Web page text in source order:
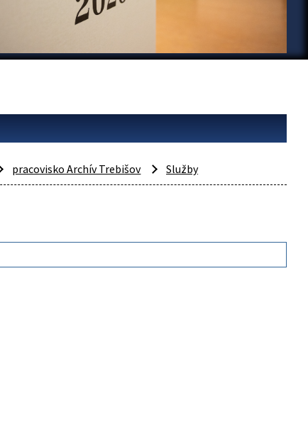
pracovisko Archív Trebišov Služby